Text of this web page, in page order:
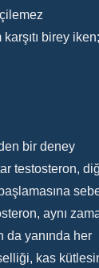
birey iken;
bir deney
testosteron,
aynı
da yanında her
kas